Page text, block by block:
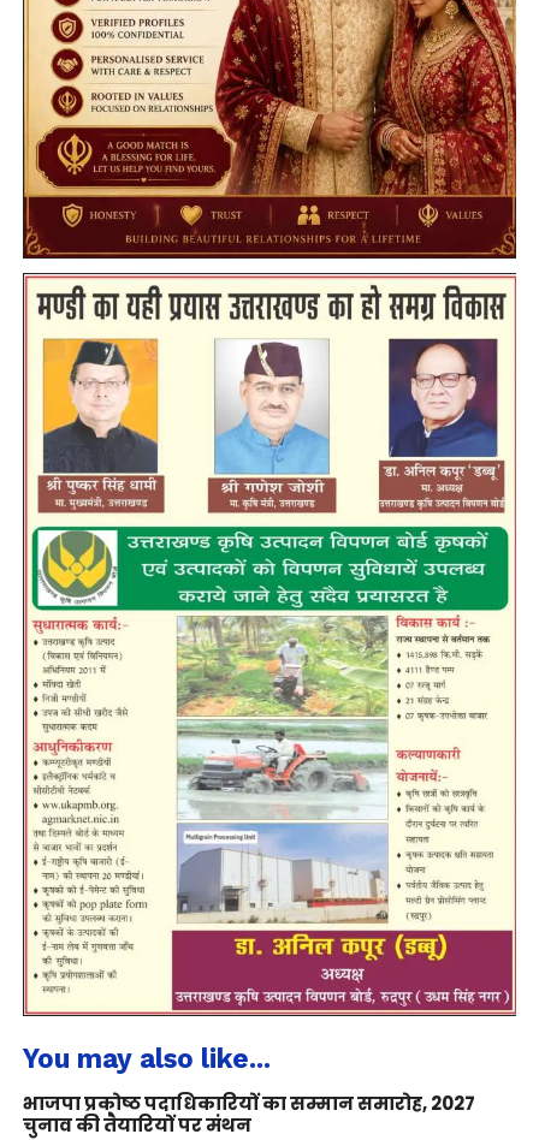
You may also like...
भाजपा प्रकोष्ठ पदाधिकारियों का सम्मान समारोह, 2027
चुनाव की तैयारियों पर मंथन